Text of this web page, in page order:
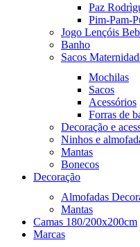
Paz
Pim-Pam-
Jogo Lençóis
Banho
Sacos
Mochilas
Sacos
Acessórios
Forras de
Decoração e
Ninhos e
Mantas
Bonecos
Decoração
Almofadas
Mantas
Camas 180/200x200cm
Marcas